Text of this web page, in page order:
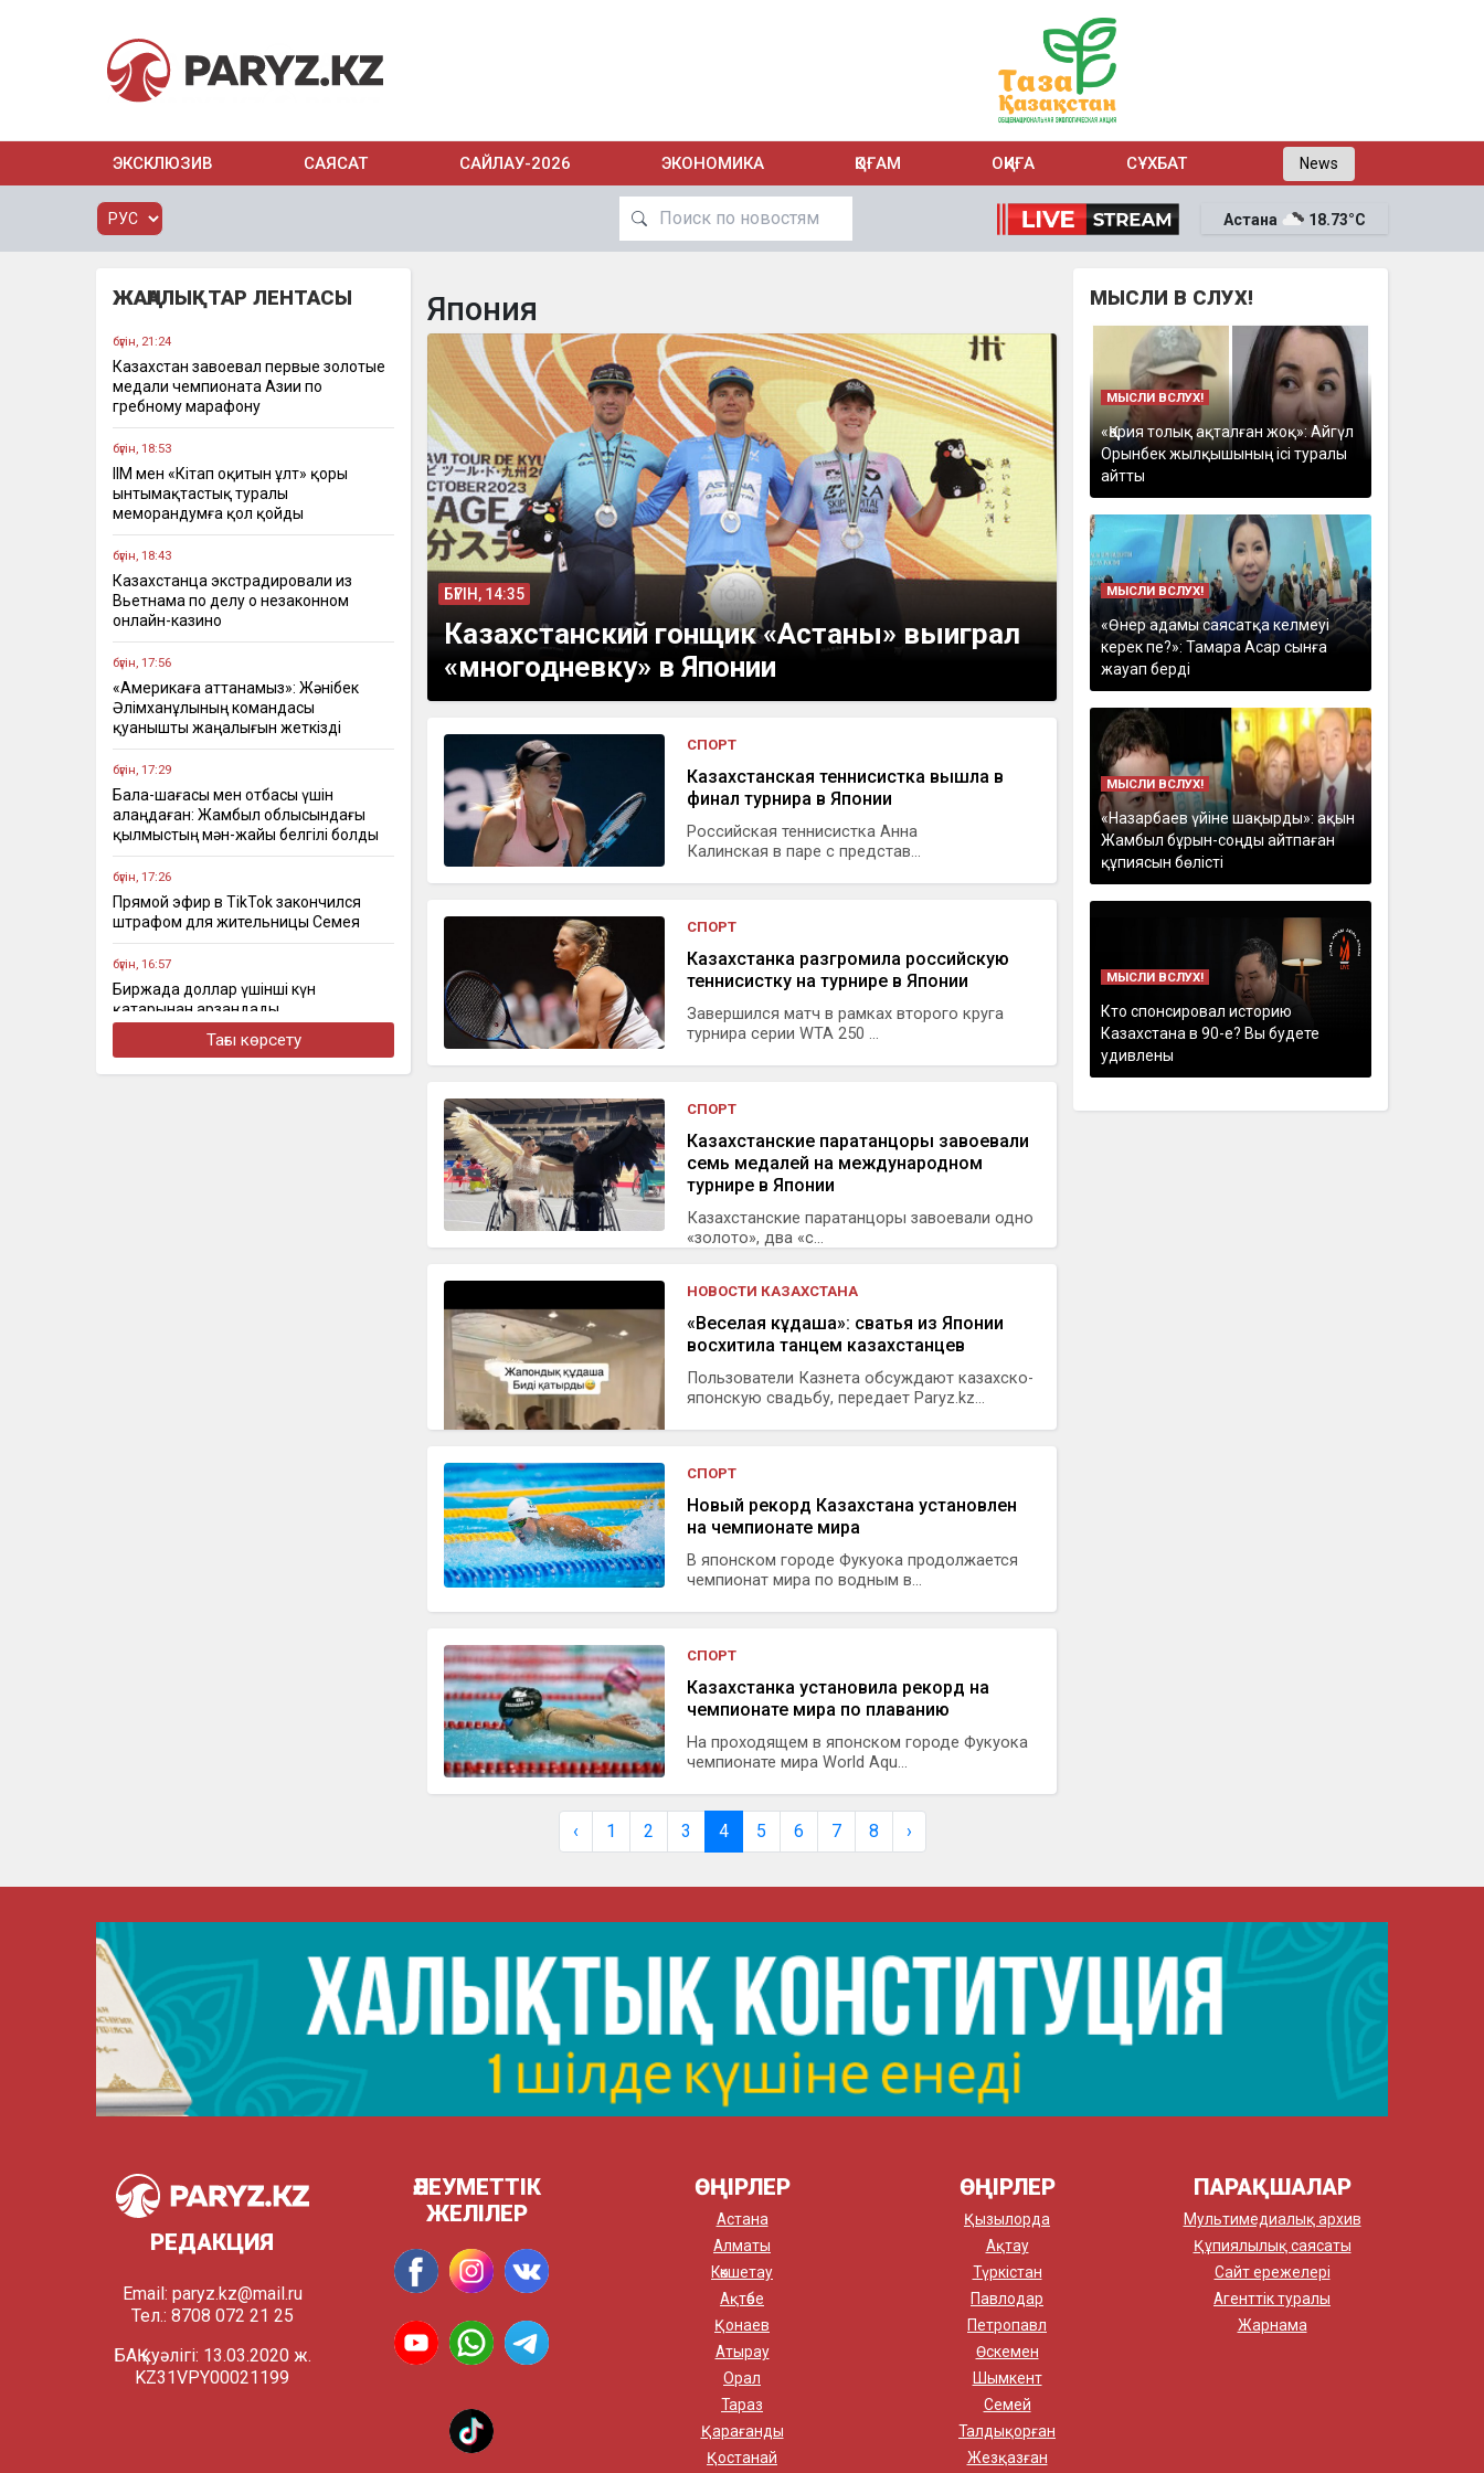
ЭКСКЛЮЗИВ САЯСАТ САЙЛАУ-2026 ЭКОНОМИКА ҚОҒАМ ОҚИҒА СҰХБАТ News
Астана 18.73°C
ЖАҢАЛЫҚТАР ЛЕНТАСЫ
бүгін, 21:24
Казахстан завоевал первые золотые
медали чемпионата Азии по
гребному марафону
бүгін, 18:53
ІІМ мен «Кітап оқитын ұлт» қоры
ынтымақтастық туралы
меморандумға қол қойды
бүгін, 18:43
Казахстанца экстрадировали из
Вьетнама по делу о незаконном
онлайн-казино
бүгін, 17:56
«Америкаға аттанамыз»: Жәнібек
Әлімханұлының командасы
қуанышты жаңалығын жеткізді
бүгін, 17:29
Бала-шағасы мен отбасы үшін
алаңдаған: Жамбыл облысындағы
қылмыстың мән-жайы белгілі болды
бүгін, 17:26
Прямой эфир в TikTok закончился
штрафом для жительницы Семея
бүгін, 16:57
Биржада доллар үшінші күн
қатарынан арзандады
Стал известен состав сборной
Тағы көрсету
Япония
БҮГІН, 14:35
Казахстанский гонщик «Астаны» выиграл
«многодневку» в Японии
СПОРТ
Казахстанская теннисистка вышла в
финал турнира в Японии
Российская теннисистка Анна
Калинская в паре с представ...
СПОРТ
Казахстанка разгромила российскую
теннисистку на турнире в Японии
Завершился матч в рамках второго круга
турнира серии WTA 250 ...
СПОРТ
Казахстанские паратанцоры завоевали
семь медалей на международном
турнире в Японии
Казахстанские паратанцоры завоевали одно
«золото», два «с...
НОВОСТИ КАЗАХСТАНА
«Веселая кұдаша»: сватья из Японии
восхитила танцем казахстанцев
Пользователи Казнета обсуждают казахско-
японскую свадьбу, передает Paryz.kz...
СПОРТ
Новый рекорд Казахстана установлен
на чемпионате мира
В японском городе Фукуока продолжается
чемпионат мира по водным в...
СПОРТ
Казахстанка установила рекорд на
чемпионате мира по плаванию
На проходящем в японском городе Фукуока
чемпионате мира World Aqu...
МЫСЛИ В СЛУХ!
МЫСЛИ ВСЛУХ!
«Қария толық ақталған жоқ»: Айгүл
Орынбек жылқышының ісі туралы
айтты
МЫСЛИ ВСЛУХ!
«Өнер адамы саясатқа келмеуі
керек пе?»: Тамара Асар сынға
жауап берді
МЫСЛИ ВСЛУХ!
«Назарбаев үйіне шақырды»: ақын
Жамбыл бұрын-соңды айтпаған
құпиясын бөлісті
МЫСЛИ ВСЛУХ!
Кто спонсировал историю
Казахстана в 90-е? Вы будете
удивлены
‹ 1 2 3 4 5 6 7 8 ›
РЕДАКЦИЯ
Email: paryz.kz@mail.ru
Тел.: 8708 072 21 25
БАҚ куәлігі: 13.03.2020 ж.
KZ31VPY00021199
ӘЛЕУМЕТТІК
ЖЕЛІЛЕР
ӨҢІРЛЕР
Астана
Алматы
Көкшетау
Ақтөбе
Қонаев
Атырау
Орал
Тараз
Қарағанды
Қостанай
ӨҢІРЛЕР
Қызылорда
Ақтау
Түркістан
Павлодар
Петропавл
Өскемен
Шымкент
Семей
Талдықорған
Жезқазған
ПАРАҚШАЛАР
Мультимедиалық архив
Құпиялылық саясаты
Сайт ережелері
Агенттік туралы
Жарнама